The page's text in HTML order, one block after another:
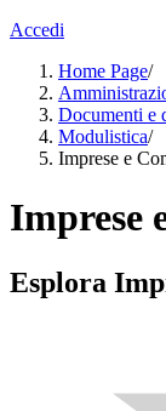
Accedi
Home Page/
Documenti e
Modulistica/
Imprese e
Imprese
Esplora